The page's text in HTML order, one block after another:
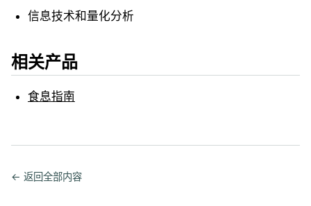
信息技术和量化分析
相关产品
食息指南
← 返回全部内容